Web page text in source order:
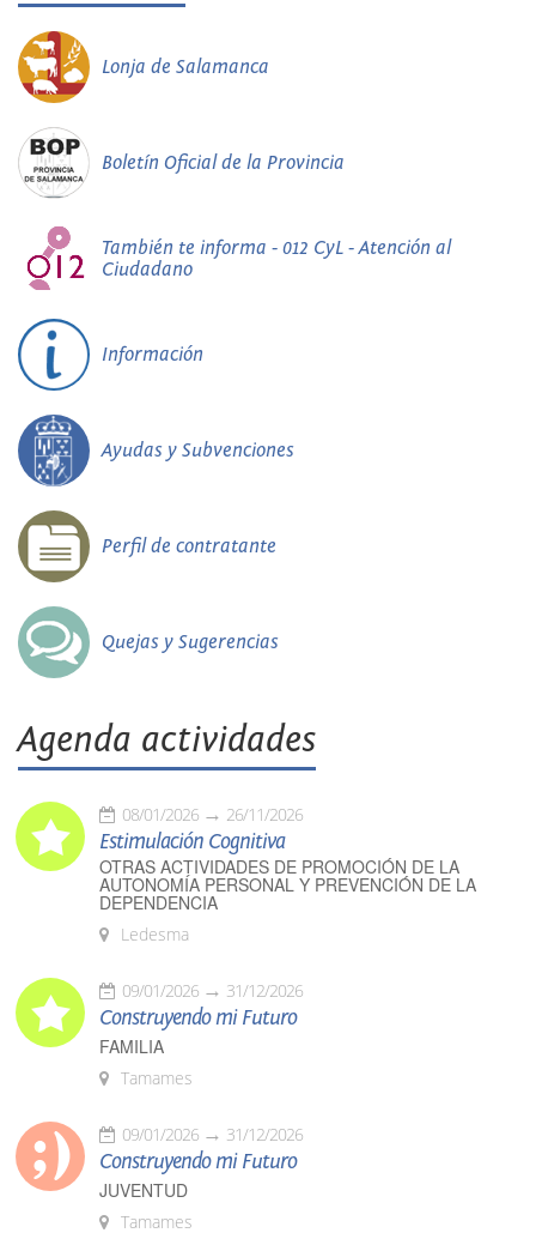
Lonja de Salamanca
Boletín Oficial de la Provincia
También te informa - 012 CyL - Atención al
Ciudadano
Información
Ayudas y Subvenciones
Perfil de contratante
Quejas y Sugerencias
Agenda actividades
08/01/2026 26/11/2026
Estimulación Cognitiva
OTRAS ACTIVIDADES DE PROMOCIÓN DE LA
AUTONOMÍA PERSONAL Y PREVENCIÓN DE LA
DEPENDENCIA
Ledesma
09/01/2026 31/12/2026
Construyendo mi Futuro
FAMILIA
Tamames
09/01/2026 31/12/2026
Construyendo mi Futuro
JUVENTUD
Tamames